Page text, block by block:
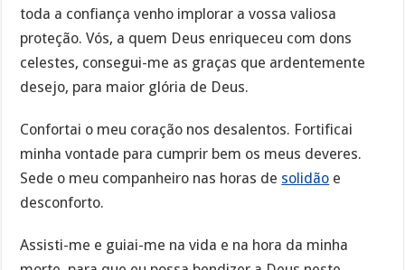
toda a confiança venho implorar a vossa valiosa
proteção. Vós, a quem Deus enriqueceu com dons
celestes, consegui-me as graças que ardentemente
desejo, para maior glória de Deus.
Confortai o meu coração nos desalentos. Fortificai
minha vontade para cumprir bem os meus deveres.
Sede o meu companheiro nas horas de solidão e
desconforto.
Assisti-me e guiai-me na vida e na hora da minha